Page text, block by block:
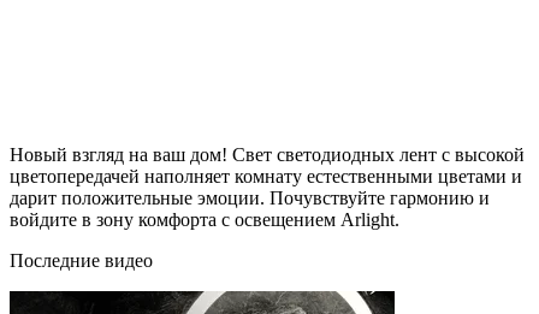
Новый взгляд на ваш дом! Свет светодиодных лент с высокой
цветопередачей наполняет комнату естественными цветами и
дарит положительные эмоции. Почувствуйте гармонию и
войдите в зону комфорта с освещением Arlight.
Последние видео